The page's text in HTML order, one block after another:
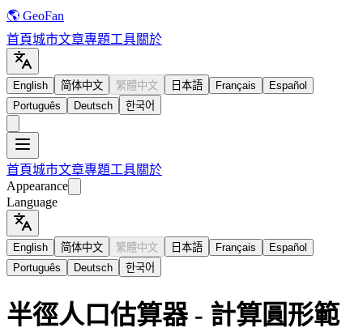
🌎 GeoFan
首頁城市文章專題工具關於
English 简体中文 繁體中文 日本語 Français
Español
Português
Deutsch 한국어
首頁城市文章專題工具關於
Appearance
Language
English 简体中文 繁體中文 日本語 Français
Español
Português
Deutsch 한국어
半徑人口估算器 - 計算圓形範